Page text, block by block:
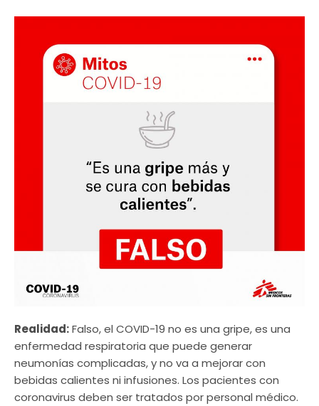
Realidad:Falso, el COVID-19 no es una gripe, es una
enfermedad respiratoria que puede generar
neumonías complicadas, y no va a mejorar con
bebidas calientes ni infusiones. Los pacientes con
coronavirus deben ser tratados por personal médico.